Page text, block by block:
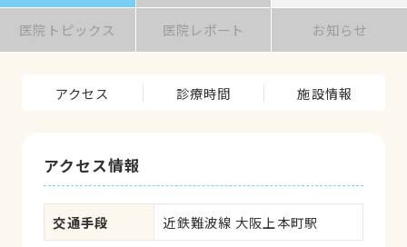
医院トピックス 医院レポート お知らせ
アクセス 診療時間 施設情報
アクセス情報
交通手段 近鉄難波線 大阪上本町駅